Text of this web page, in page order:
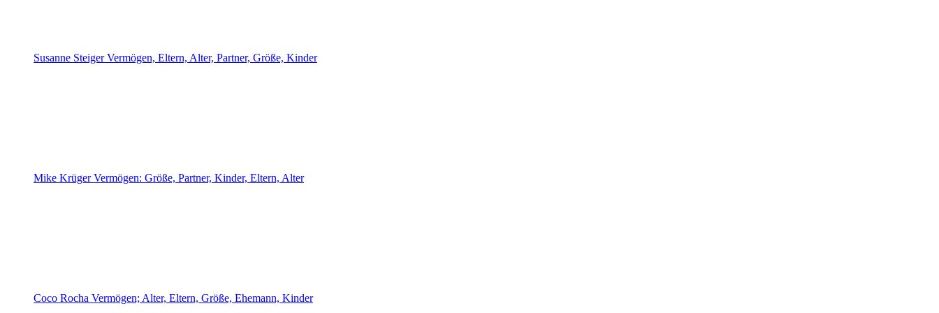
Susanne Steiger Vermögen, Eltern, Alter, Partner, Größe, Kinder
Mike Krüger Vermögen: Größe, Partner, Kinder, Eltern, Alter
Coco Rocha Vermögen; Alter, Eltern, Größe, Ehemann, Kinder